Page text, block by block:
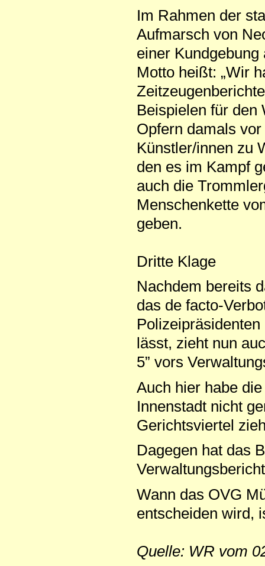
Im Rahmen der
Aufmarsch von
einer
Motto heißt: „Wir
Beispielen für den
Opfern damals
Künstler/innen zu
den es im Kampf
auch die
Menschenkette
geben.
Dritte Klage
Nachdem bereits
das de facto-
lässt, zieht nun
5” vors
Auch hier habe
Innenstadt nicht
Gerichtsviertel
Dagegen hat das
Wann das OVG
entscheiden wird,
Quelle: WR vom